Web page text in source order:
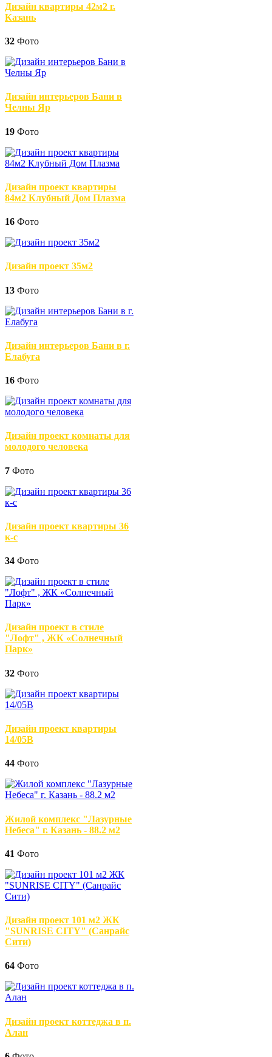
Дизайн квартиры 42м2 г.
Казань
32 Фото
Дизайн интерьеров Бани в
Челны Яр
19 Фото
Дизайн проект квартиры
84м2 Клубный Дом Плазма
16 Фото
Дизайн проект 35м2
13 Фото
Дизайн интерьеров Бани в г.
Елабуга
16 Фото
Дизайн проект комнаты для
молодого человека
7 Фото
Дизайн проект квартиры 36
к-с
34 Фото
Дизайн проект в стиле
"Лофт" , ЖК «Солнечный
Парк»
32 Фото
Дизайн проект квартиры
14/05В
44 Фото
Жилой комплекс "Лазурные
Небеса" г. Казань - 88.2 м2
41 Фото
Дизайн проект 101 м2 ЖК
"SUNRISE CITY" (Санрайс
Сити)
64 Фото
Дизайн проект коттеджа в п.
Алан